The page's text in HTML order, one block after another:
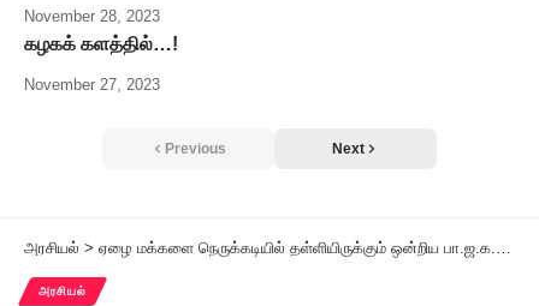
November 28, 2023
கழகக் களத்தில்…!
November 27, 2023
Previous Next
அரசியல் > ஏழை மக்களை நெருக்கடியில் தள்ளியிருக்கும் ஒன்றிய பா.ஜ.க. அரசு 2021-2022 நிதியாண்டில் ரூ. 1,811 கோடியாக குறைந்த சமையல் எரிவாயு உருளை மானியம்!
அரசியல்